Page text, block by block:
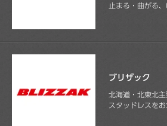
止まる・曲がる
ブリザック
北海道・北東北
スタッドレスを